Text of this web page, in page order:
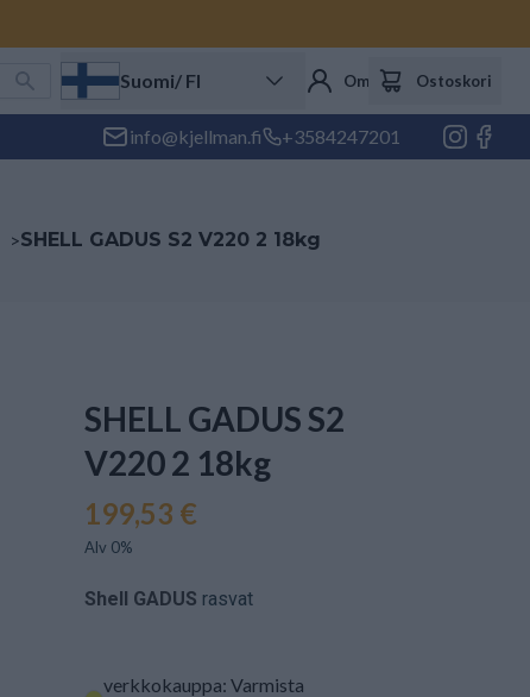
Suomi/ FI Oma tili Ostoskori
info@kjellman.fi +3584247201
>SHELL GADUS S2 V220 2 18kg
SHELL GADUS S2
V220 2 18kg
199,53 €
Alv 0%
Shell GADUS rasvat
verkkokauppa: Varmista